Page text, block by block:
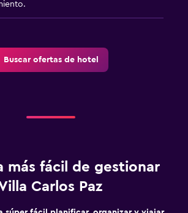
Buscar ofertas de hotel
más fácil de gestionar
Carlos Paz